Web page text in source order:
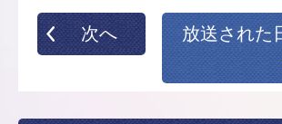
次へ
放送された